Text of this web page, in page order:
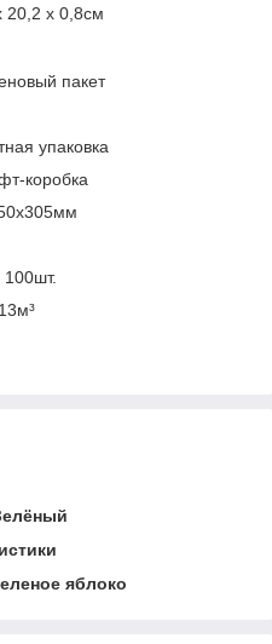
20,2 х 0,8см
пакет
упаковка
коробка
100шт.
яблоко